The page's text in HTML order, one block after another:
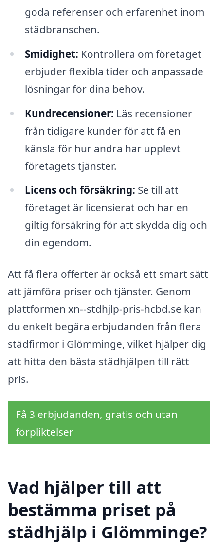
goda referenser och erfarenhet inom
städbranschen.
Smidighet: Kontrollera om företaget
erbjuder flexibla tider och anpassade
lösningar för dina behov.
Kundrecensioner: Läs recensioner
från tidigare kunder för att få en
känsla för hur andra har upplevt
företagets tjänster.
Licens och försäkring: Se till att
företaget är licensierat och har en
giltig försäkring för att skydda dig och
din egendom.
Att få flera offerter är också ett smart sätt
att jämföra priser och tjänster. Genom
plattformen xn--stdhjlp-pris-hcbd.se kan
du enkelt begära erbjudanden från flera
städfirmor i Glömminge, vilket hjälper dig
att hitta den bästa städhjälpen till rätt
pris.
Få 3 erbjudanden, gratis och utan
förpliktelser
Vad hjälper till att
bestämma priset på
städhjälp i Glömminge?